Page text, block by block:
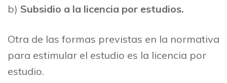
b) Subsidio a la licencia por estudios.
Otra de las formas previstas en la normativa
para estimular el estudio es la licencia por
estudio.